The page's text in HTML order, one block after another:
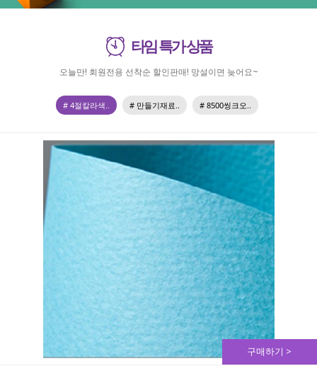
타임 특가 상품
오늘만! 회원전용 선착순 할인판매! 망설이면 늦어요~
# 4절칼라색.. # 만들기재료.. # 8500씽크오..
구매하기 >